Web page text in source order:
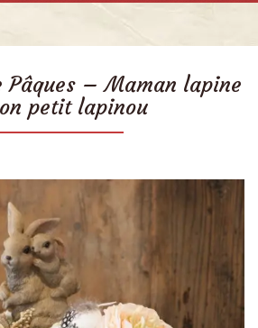
Pâques – Maman lapine
petit lapinou